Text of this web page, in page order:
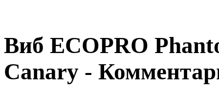
Виб ECOPRO
Canary -